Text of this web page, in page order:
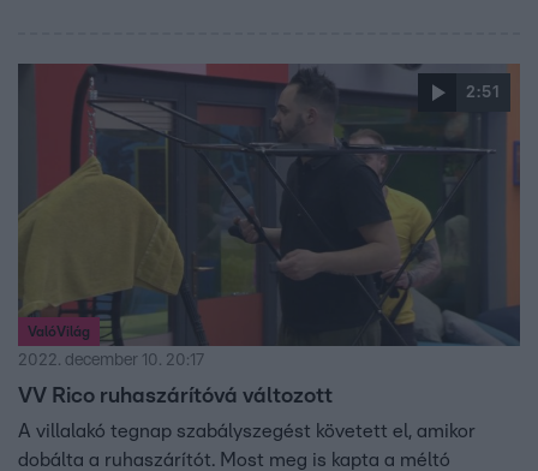
2:51
ValóVilág
2022. december 10. 20:17
VV Rico ruhaszárítóvá változott
A villalakó tegnap szabályszegést követett el, amikor
dobálta a ruhaszárítót. Most meg is kapta a méltó